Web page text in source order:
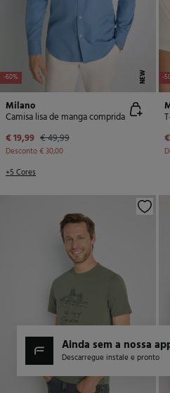
-60% NEW
Milano
Camisa lisa de manga comprida
€ 19,99 € 49,99
Desconto€ 30,00
+5 Cores
-
ainda sem a nossa
Descarregue instale e pronto